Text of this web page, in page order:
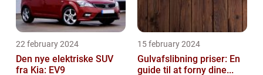
22 february 2024
Den nye elektriske SUV
fra Kia: EV9
15 february 2024
Gulvafslibning priser: En
guide til at forny dine...